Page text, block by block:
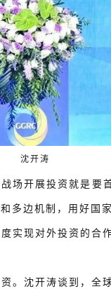
沈开涛
场开展投资就是要
多边机制，用好国
实现对外投资的合作
。沈开涛谈到，全